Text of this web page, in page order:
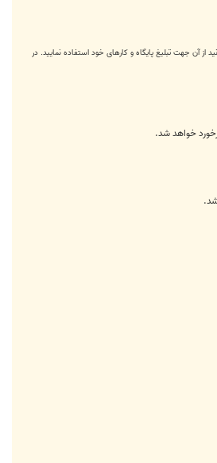
آن جهت تبلیغ پایگاه و کارهای خود استفاده نمایید. در
خواهد شد.